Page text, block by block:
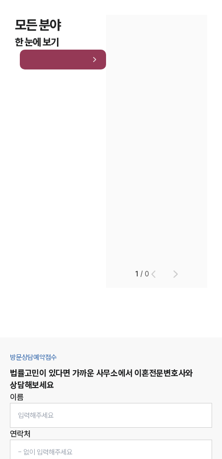
모든 분야
한 눈에 보기
1 /0
방문상담예약접수
법률고민이 있다면 가까운 사무소에서 이혼전문변호사와
상담해보세요
이름
연락처